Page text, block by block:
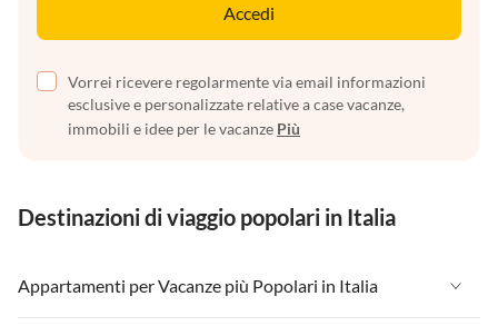
Accedi
Vorrei ricevere regolarmente via email informazioni
esclusive e personalizzate relative a case vacanze,
immobili e idee per le vacanze Più
Destinazioni di viaggio popolari in Italia
Appartamenti per Vacanze più Popolari in Italia